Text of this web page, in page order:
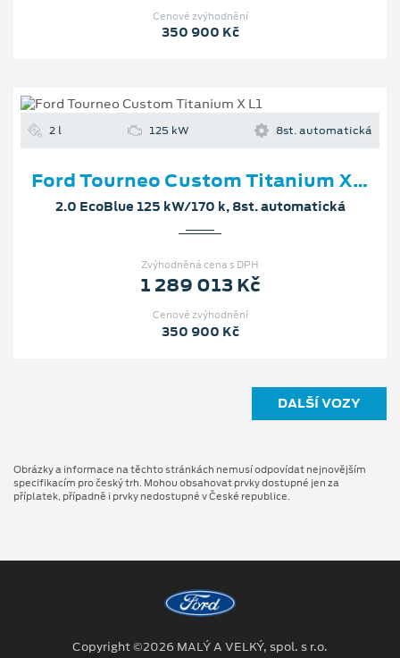
Cenové zvýhodnění
350 900 Kč
2 l 125 kW 8st. automatická
Ford Tourneo Custom Titanium X L1
2.0 EcoBlue 125 kW/170 k, 8st. automatická
Zvýhodněná cena s DPH
1 289 013 Kč
Cenové zvýhodnění
350 900 Kč
DALŠÍ VOZY
Obrázky a informace na těchto stránkách nemusí odpovídat nejnovějším
specifikacím pro český trh. Mohou obsahovat prvky dostupné jen za
příplatek, případně i prvky nedostupné v České republice.
Copyright ©2026 MALÝ A VELKÝ, spol. s r.o.